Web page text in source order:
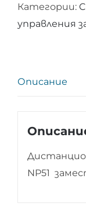
за
Категории:
управления
Описание
NP51